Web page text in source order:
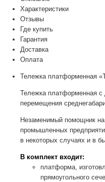
Характеристики
Отзывы
Где купить
Гарантия
Доставка
Оплата
Тележка платформенная
Тележка платформенная с
перемещения
Незаменимый помощник
промышленных
в некоторых случаях и в
В комплект входит:
платформа,
прямоугольного